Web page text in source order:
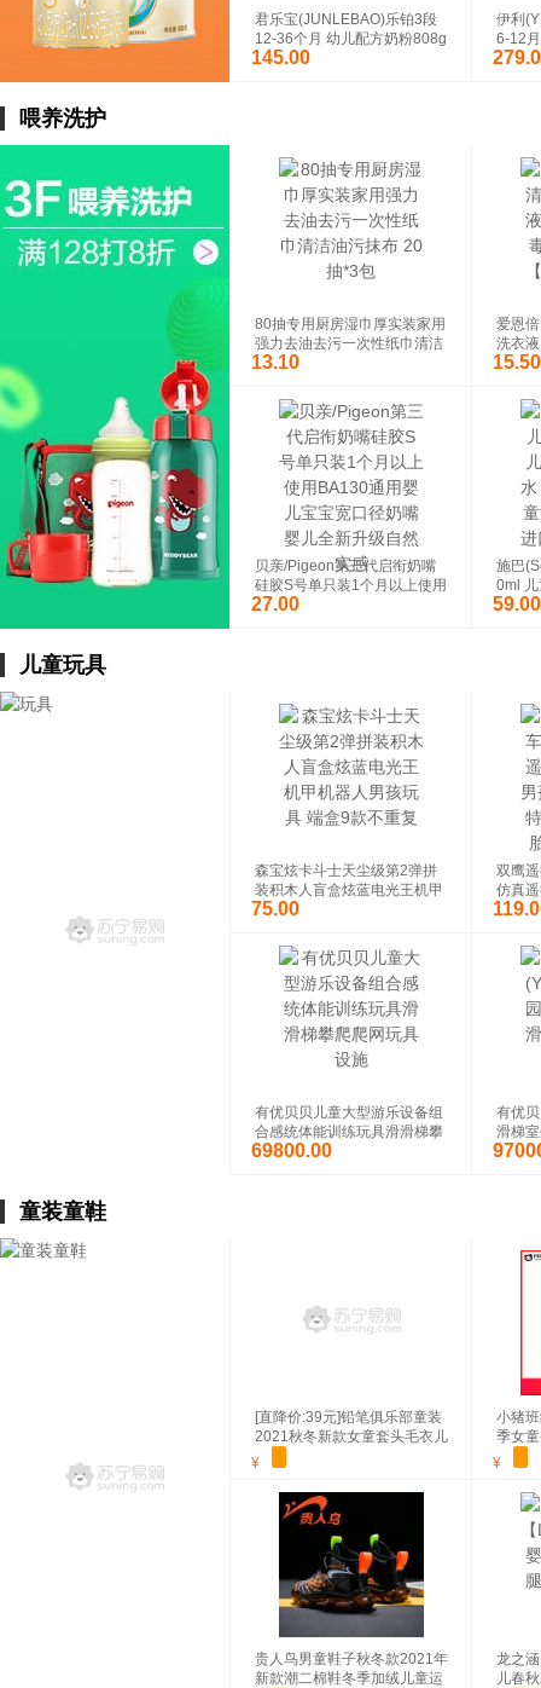
君乐宝(JUNLEBAO)乐铂3段
12-36个月 幼儿配方奶粉808g
145.00
伊利
6-12
罐(新
伊利 金领冠 婴幼儿 配方奶粉
3段(12-36个月适用) 900g
6罐
版 幼
伊利 金领冠珍护 婴幼儿 配方
奶粉 3段(12-36个月适用) 900
皇家
方奶
g荷兰
喂养洗护
80抽专用厨房湿巾厚实装家用
强力去油去污一次性纸巾清洁
油污抹布 20抽*3包
13.10
爱恩
洗衣
衣1kg
15.50
贝亲/Pigeon第三代启衔奶嘴
硅胶S号单只装1个月以上使用
BA130通用婴儿宝宝宽口径奶
27.00
施巴
0ml
露 无
59.00
优普爱婴儿手口专用湿巾纸80
抽*5包 宝宝母婴幼儿童带盖湿
瑞士
能吸
一键
后按
小白熊恒温调奶器智能恒温玻
璃水壶婴幼儿调奶器养生壶1.
儿童
儿童玩具
森宝炫卡斗士天尘级第2弹拼
装积木人盲盒炫蓝电光王机甲
机器人男孩玩具 端盒9款不重
75.00
双鹰
仿真
童
有优贝贝儿童大型游乐设备组
合感统体能训练玩具滑滑梯攀
爬爬网玩具设施
69800.00
有优
滑梯
儿童
件套[送1本动物手册]
棒儿
孩女
勾勾手(GOUGOUSHOU)儿童
积木玩具多米诺骨牌小火车儿
童电动车子自动投放积木男孩
女孩3-6岁玩具[配60枚骨牌]
物双
童装童鞋
[直降价:39元]铅笔俱乐部童装
2021秋冬新款女童套头毛衣儿
童大童花边高领针织衫
¥
小猪
季女
线衫
¥
贵人鸟男童鞋子秋冬款2021年
新款潮二棉鞋冬季加绒儿童运
龙之
儿春